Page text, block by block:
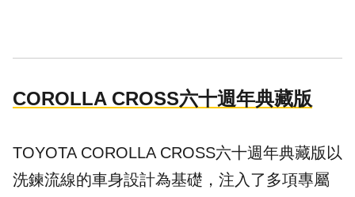
COROLLA CROSS六十週年典藏版
TOYOTA COROLLA CROSS六十週年典藏版以
洗鍊流線的車身設計為基礎，注入了多項專屬